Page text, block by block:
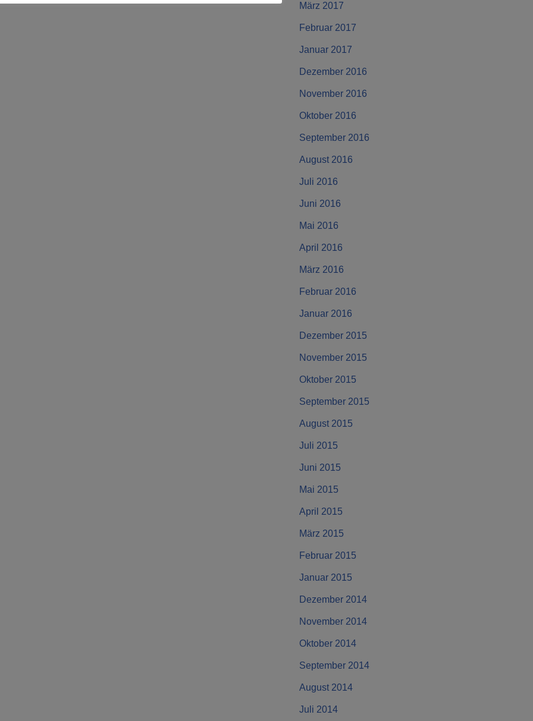
März 2017
Februar 2017
Januar 2017
Dezember 2016
November 2016
Oktober 2016
September 2016
August 2016
Juli 2016
Juni 2016
Mai 2016
April 2016
März 2016
Februar 2016
Januar 2016
Dezember 2015
November 2015
Oktober 2015
September 2015
August 2015
Juli 2015
Juni 2015
Mai 2015
April 2015
März 2015
Februar 2015
Januar 2015
Dezember 2014
November 2014
Oktober 2014
September 2014
August 2014
Juli 2014